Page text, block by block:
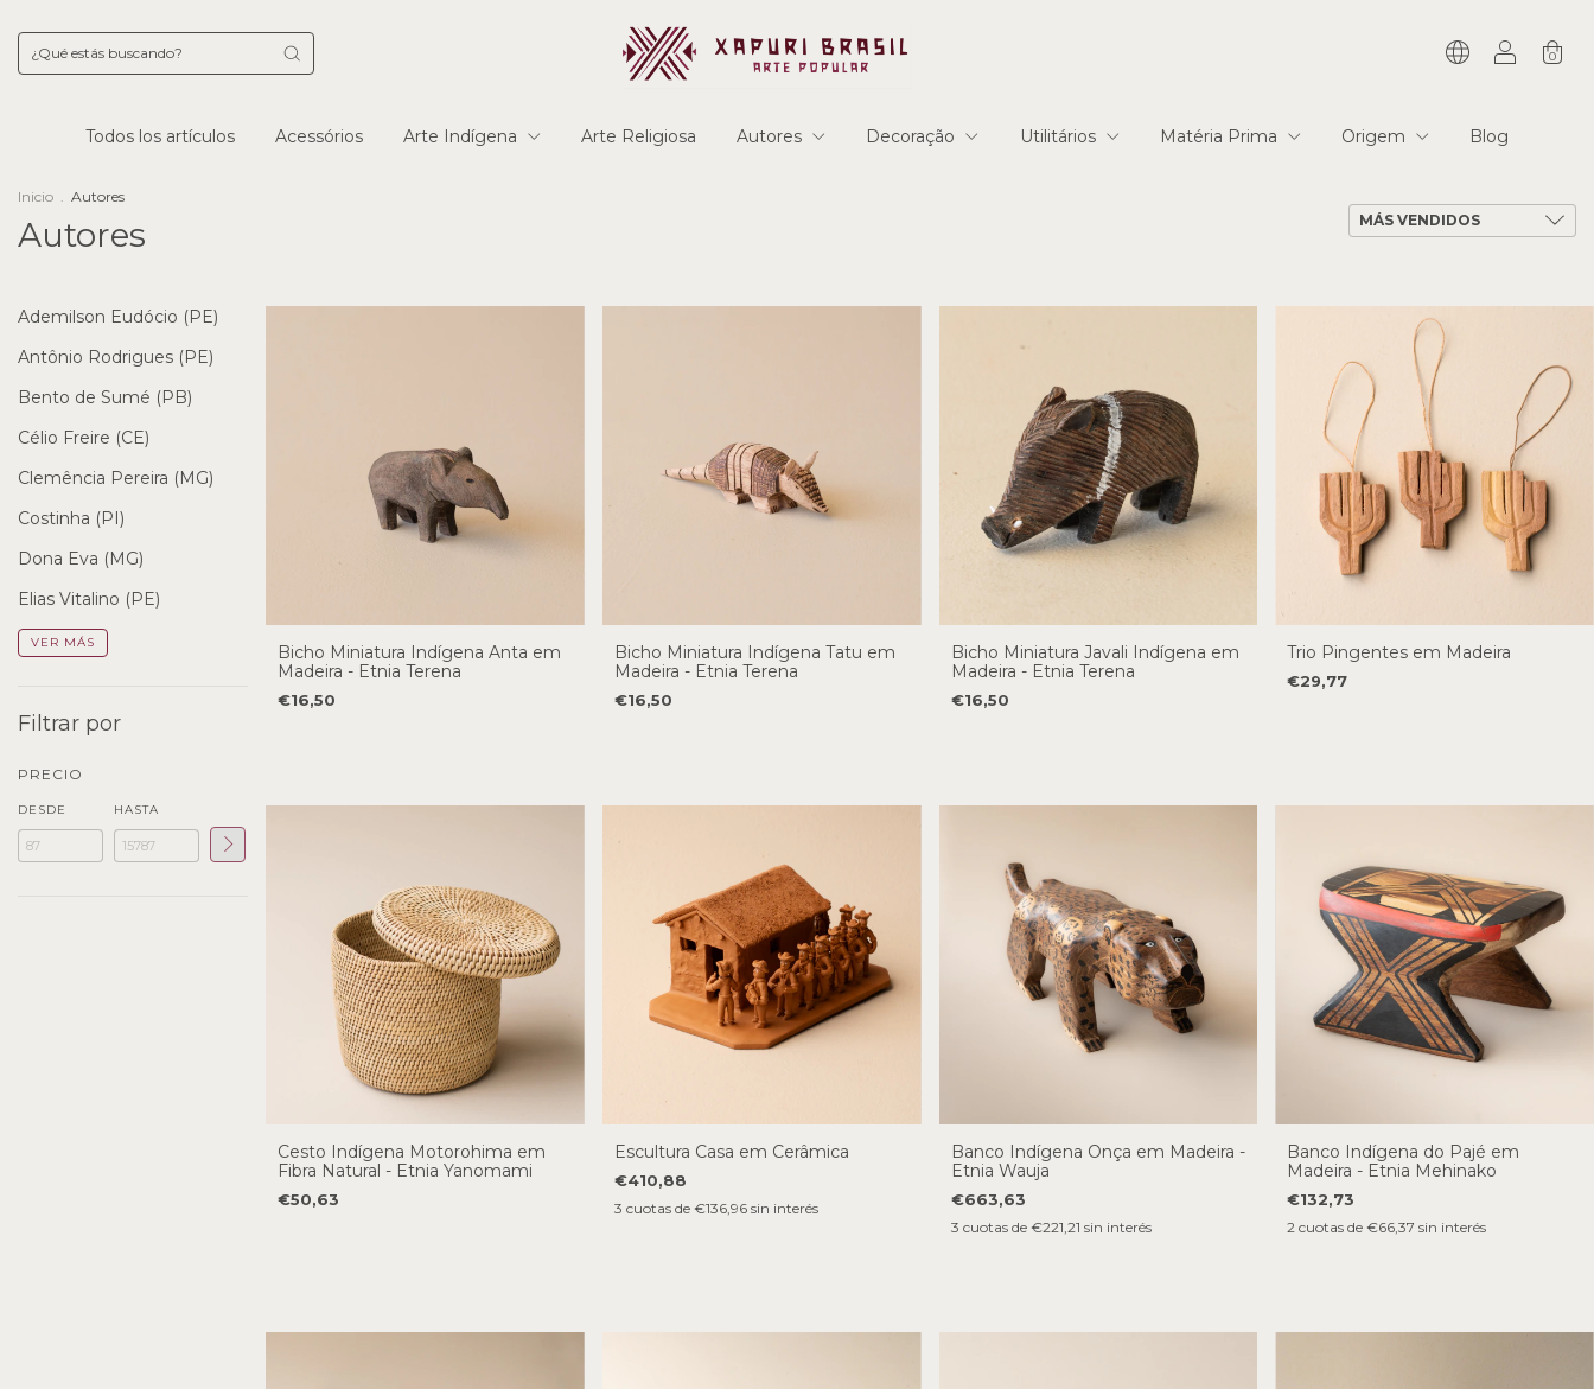
0
Todos los artículos Acessórios Arte Indígena Arte Religiosa Autores Decoração Utilitários Matéria Prima Origem Blog
Inicio . Autores
Autores
Ademilson Eudócio (PE)
Antônio Rodrigues (PE)
Bento de Sumé (PB)
Célio Freire (CE)
Clemência Pereira (MG)
Costinha (PI)
Dona Eva (MG)
Elias Vitalino (PE)
VER MÁS
Filtrar por
PRECIO
DESDE HASTA
Bicho Miniatura Indígena Anta em
Madeira - Etnia Terena
€16,50
Bicho Miniatura Indígena Tatu em
Madeira - Etnia Terena
€16,50
Bicho Miniatura Javali Indígena em
Madeira - Etnia Terena
€16,50
Trio Pingentes em Madeira
€29,77
Cesto Indígena Motorohima em
Fibra Natural - Etnia Yanomami
€50,63
Escultura Casa em Cerâmica
€410,88
3 cuotas de €136,96 sin interés
Banco Indígena Onça em Madeira -
Etnia Wauja
€663,63
3 cuotas de €221,21 sin interés
Banco Indígena do Pajé em
Madeira - Etnia Mehinako
€132,73
2 cuotas de€66,37 sin interés